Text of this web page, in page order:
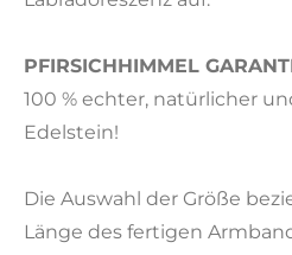
PFIRSICHHIMMEL
100 % echter, natürlicher
Edelstein!
Die Auswahl der Größe
Länge des fertigen